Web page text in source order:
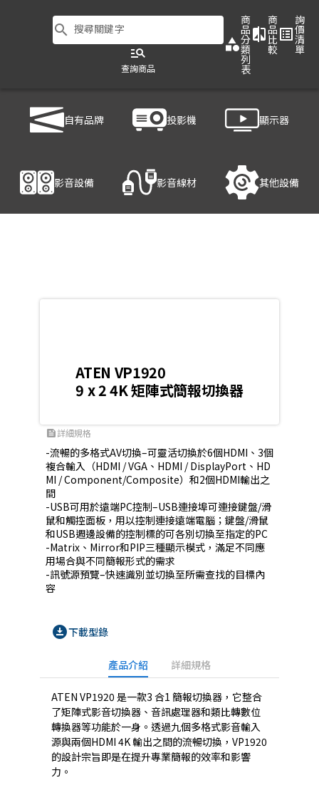
search 搜尋關鍵字
manage_search
查詢商品
category
商
品
分
類
列
表
compare
商
品
比
較
list_alt
詢
價
清
單
自有品牌 投影機 顯示器
影音設備 影音線材 其他設備
產品細節
ATEN VP1920
9 x 2 4K 矩陣式簡報切換器
feed詳細規格
-流暢的多格式AV切換–可靈活切換於6個HDMI、3個
複合輸入（HDMI / VGA、HDMI / DisplayPort、HD
MI / Component/Composite）和2個HDMI輸出之
間
-USB可用於遠端PC控制–USB連接埠可連接鍵盤/滑
鼠和觸控面板，用以控制連接遠端電腦；鍵盤/滑鼠
和USB週邊設備的控制標的可各別切換至指定的PC
-Matrix、Mirror和PIP三種顯示模式，滿足不同應
用場合與不同簡報形式的需求
-訊號源預覽–快速識別並切換至所需查找的目標內
容
download_for_offline下載型錄
產品介紹 詳細規格
ATEN VP1920 是一款3 合1 簡報切換器，它整合
了矩陣式影音切換器、音訊處理器和類比轉數位
轉換器等功能於一身。透過九個多格式影音輸入
源與兩個HDMI 4K 輸出之間的流暢切換，VP1920
的設計宗旨即是在提升專業簡報的效率和影響
力。